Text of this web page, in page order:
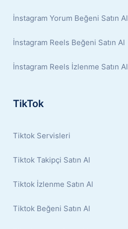
İnstagram Yorum Beğeni Satın Al
İnstagram Reels Beğeni Satın Al
İnstagram Reels İzlenme Satın Al
TikTok
Tiktok Servisleri
Tiktok Takipçi Satın Al
Tiktok İzlenme Satın Al
Tiktok Beğeni Satın Al